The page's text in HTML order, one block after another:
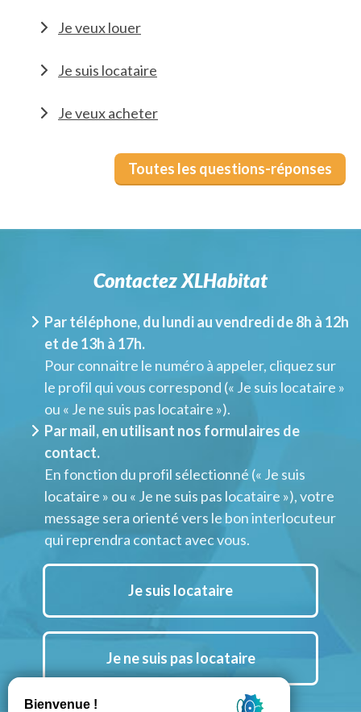
Je veux louer
Je suis locataire
Je veux acheter
Toutes les questions-réponses
Contactez XLHabitat
Par téléphone, du lundi au vendredi de 8h à 12h
et de 13h à 17h.
Pour connaitre le numéro à appeler, cliquez sur
le profil qui vous correspond (« Je suis locataire »
ou « Je ne suis pas locataire »).
Par mail, en utilisant nos formulaires de
contact.
En fonction du profil sélectionné (« Je suis
locataire » ou « Je ne suis pas locataire »), votre
message sera orienté vers le bon interlocuteur
qui reprendra contact avec vous.
Je suis locataire
Je ne suis pas locataire